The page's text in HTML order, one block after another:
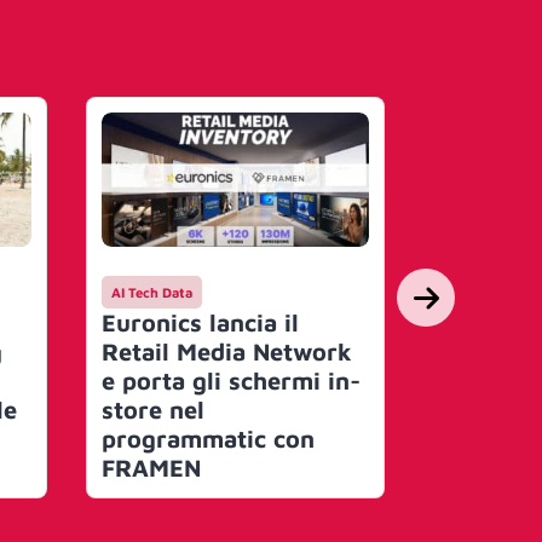
AI Tech Data
Euronics lancia il
Retail Media Network
e porta gli schermi in-
store nel
programmatic con
FRAMEN
Un